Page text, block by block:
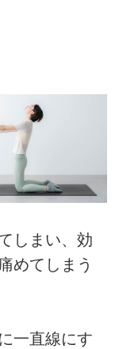
しまい、効
めてしまう
一直線にす